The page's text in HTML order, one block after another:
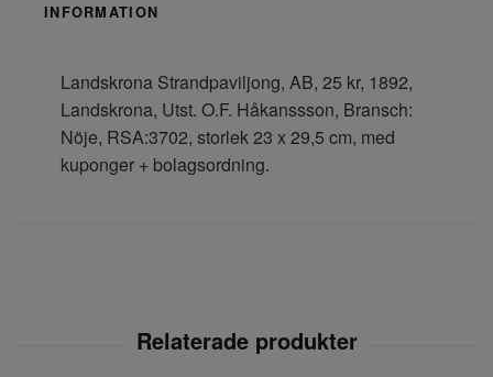
INFORMATION
Landskrona Strandpaviljong, AB, 25 kr, 1892,
Landskrona, Utst. O.F. Håkanssson, Bransch:
Nöje, RSA:3702, storlek 23 x 29,5 cm, med
kuponger + bolagsordning.